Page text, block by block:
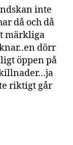
Håkans
dagbok
inte
då och då
märkliga
dörr
öppen på
riktigt går